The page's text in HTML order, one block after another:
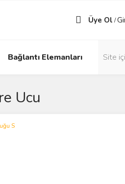
Üye Ol /
Bağlantı Elemanları
Ucu